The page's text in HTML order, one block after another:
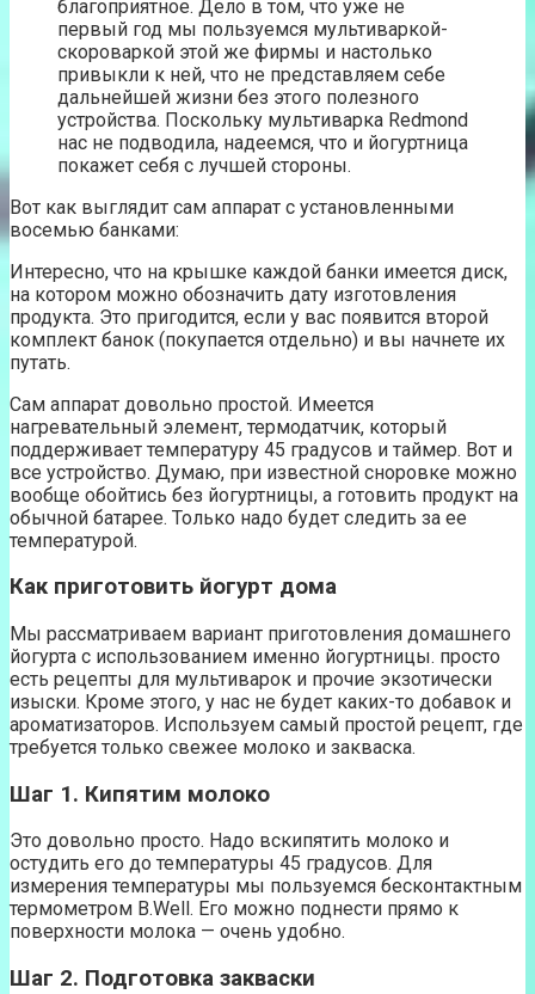
благоприятное. Дело в том, что уже не
первый год мы пользуемся мультиваркой-
скороваркой этой же фирмы и настолько
привыкли к ней, что не представляем себе
дальнейшей жизни без этого полезного
устройства. Поскольку мультиварка Redmond
нас не подводила, надеемся, что и йогуртница
покажет себя с лучшей стороны.
Вот как выглядит сам аппарат с установленными
восемью банками:
Интересно, что на крышке каждой банки имеется диск,
на котором можно обозначить дату изготовления
продукта. Это пригодится, если у вас появится второй
комплект банок (покупается отдельно) и вы начнете их
путать.
Сам аппарат довольно простой. Имеется
нагревательный элемент, термодатчик, который
поддерживает температуру 45 градусов и таймер. Вот и
все устройство. Думаю, при известной сноровке можно
вообще обойтись без йогуртницы, а готовить продукт на
обычной батарее. Только надо будет следить за ее
температурой.
Как приготовить йогурт дома
Мы рассматриваем вариант приготовления домашнего
йогурта с использованием именно йогуртницы. просто
есть рецепты для мультиварок и прочие экзотически
изыски. Кроме этого, у нас не будет каких-то добавок и
ароматизаторов. Используем самый простой рецепт, где
требуется только свежее молоко и закваска.
Шаг 1. Кипятим молоко
Это довольно просто. Надо вскипятить молоко и
остудить его до температуры 45 градусов. Для
измерения температуры мы пользуемся бесконтактным
термометром B.Well. Его можно поднести прямо к
поверхности молока — очень удобно.
Шаг 2. Подготовка закваски